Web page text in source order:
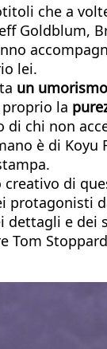
che a
Goldblum,
lei.
un
proprio la
di chi non
è di
di
protagonisti
dettagli e